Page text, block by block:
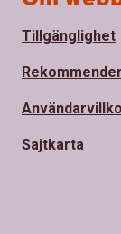
Tillgänglighet
Sajtkarta